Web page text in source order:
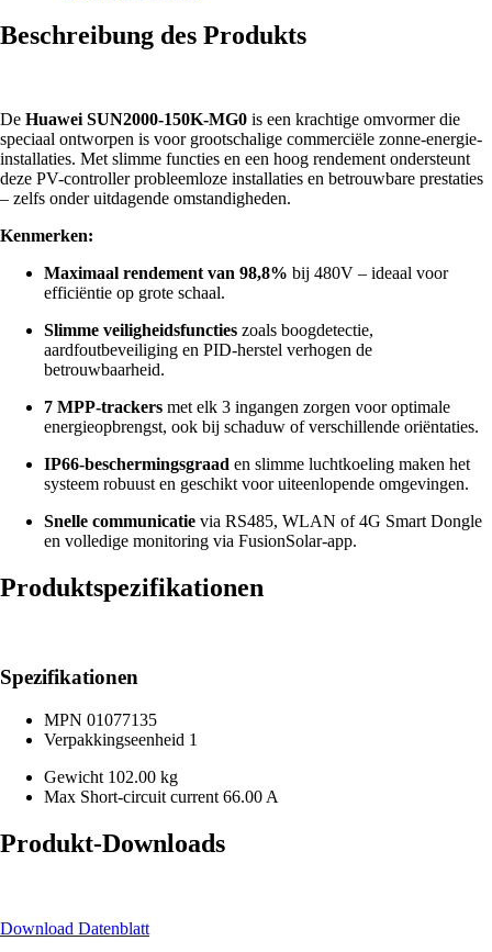
Beschreibung des Produkts
De Huawei SUN2000-150K-MG0 is een krachtige omvormer die
speciaal ontworpen is voor grootschalige commerciële zonne-energie-
installaties. Met slimme functies en een hoog rendement ondersteunt
deze PV-controller probleemloze installaties en betrouwbare prestaties
– zelfs onder uitdagende omstandigheden.
Kenmerken:
Maximaal rendement van 98,8% bij 480V – ideaal voor
efficiëntie op grote schaal.
Slimme veiligheidsfuncties zoals boogdetectie,
aardfoutbeveiliging en PID-herstel verhogen de
betrouwbaarheid.
7 MPP-trackers met elk 3 ingangen zorgen voor optimale
energieopbrengst, ook bij schaduw of verschillende oriëntaties.
IP66-beschermingsgraad en slimme luchtkoeling maken het
systeem robuust en geschikt voor uiteenlopende omgevingen.
Snelle communicatie via RS485, WLAN of 4G Smart Dongle
en volledige monitoring via FusionSolar-app.
Produktspezifikationen
Spezifikationen
MPN 01077135
Verpakkingseenheid 1
Gewicht 102.00 kg
Max Short-circuit current 66.00 A
Produkt-Downloads
Download Datenblatt